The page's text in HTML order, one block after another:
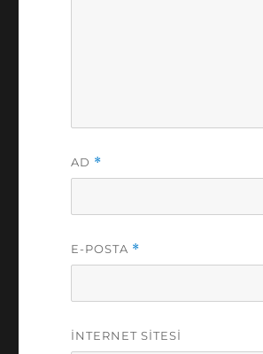
AD *
E-POSTA *
İNTERNET SITESI